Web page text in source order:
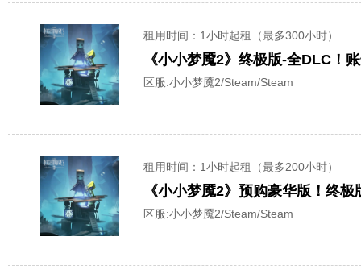
租用时间 ：1小时起租（最多300小时）
《小小梦魇2》终极版-全DLC！
区服:小小梦魇2/Steam/Steam
租用时间 ：1小时起租（最多200小时）
《小小梦魇2》预购豪华版！终
区服:小小梦魇2/Steam/Steam